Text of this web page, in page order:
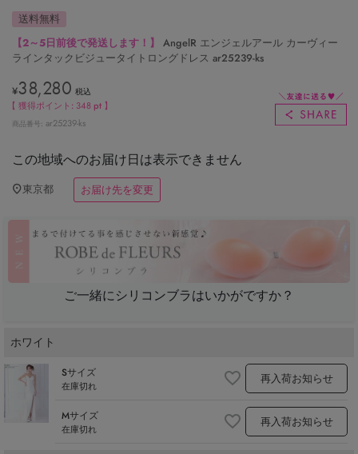
送料無料
【2～5日前後で発送します！】
AngelR エンジェルアール カーヴィー
ラインタックビジュータイトロングドレス ar25239-ks
¥38,280 税込
【 獲得ポイント: 348 pt 】
商品番号 ar25239-ks
この地域へのお届け日は表示できません
東京都 お届け先を変更
ご一緒にシリコンブラはいかがですか？
ホワイト
Sサイズ
在庫切れ 再入荷お知らせ
Mサイズ
在庫切れ 再入荷お知らせ